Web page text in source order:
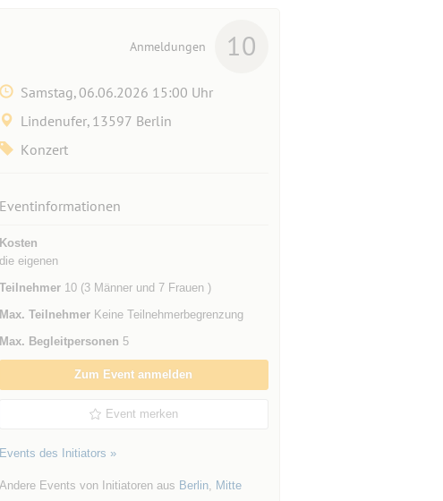
Anmeldungen 10
Samstag, 06.06.2026 15:00 Uhr
Lindenufer, 13597 Berlin
Konzert
Eventinformationen
Kosten
die eigenen
Teilnehmer10 (3 Männer und 7 Frauen )
Max. TeilnehmerKeine Teilnehmerbegrenzung
Max. Begleitpersonen 5
Zum Event anmelden
Event merken
Events des Initiators »
Andere Events von Initiatoren aus Berlin, Mitte